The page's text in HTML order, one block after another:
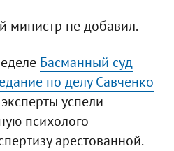
министр не добавил.
Басманный суд
по делу Савченко
успели
психолого-
арестованной.